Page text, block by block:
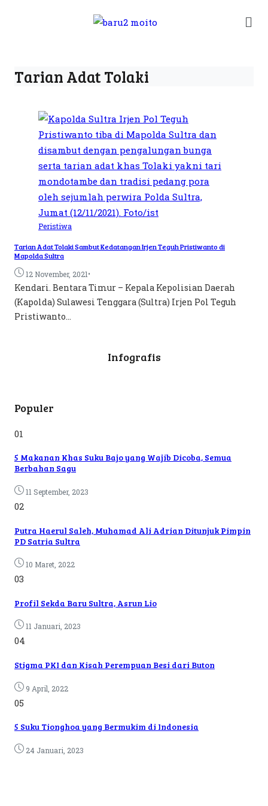
Tarian Adat Tolaki
Peristiwa
Tarian Adat Tolaki Sambut Kedatangan Irjen Teguh Pristiwanto di
Mapolda Sultra
12 November, 2021•
Kendari. Bentara Timur – Kepala Kepolisian Daerah
(Kapolda) Sulawesi Tenggara (Sultra) Irjen Pol Teguh
Pristiwanto...
Infografis
Populer
01
5 Makanan Khas Suku Bajo yang Wajib Dicoba, Semua
Berbahan Sagu
11 September, 2023
02
Putra Haerul Saleh, Muhamad Ali Adrian Ditunjuk Pimpin
PD Satria Sultra
10 Maret, 2022
03
Profil Sekda Baru Sultra, Asrun Lio
11 Januari, 2023
04
Stigma PKI dan Kisah Perempuan Besi dari Buton
9 April, 2022
05
5 Suku Tionghoa yang Bermukim di Indonesia
24 Januari, 2023